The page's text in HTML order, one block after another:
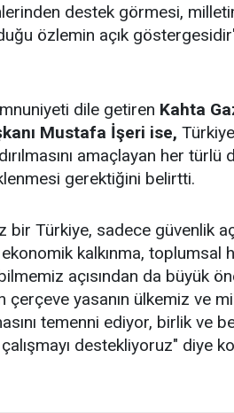
destek görmesi,
özlemin açık
dile getiren Kahta
Mustafa İşeri ise,
amaçlayan her türlü
gerektiğini belirtti.
bir Türkiye, sadece güvenlik
kalkınma, toplumsal
açısından da büyük
çerçeve yasanın ülkemiz ve
temenni ediyor, birlik ve
destekliyoruz" diye